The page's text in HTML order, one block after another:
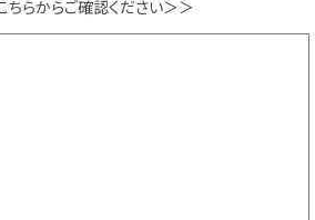
ちらからご確認ください＞＞